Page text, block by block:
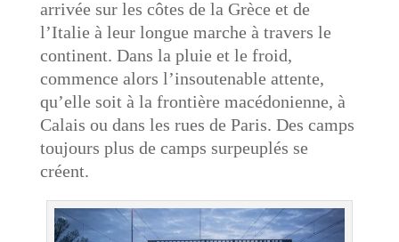
arrivée sur les côtes de la Grèce et de
l’Italie à leur longue marche à travers le
continent. Dans la pluie et le froid,
commence alors l’insoutenable attente,
qu’elle soit à la frontière macédonienne, à
Calais ou dans les rues de Paris. Des camps
toujours plus de camps surpeuplés se
créent.